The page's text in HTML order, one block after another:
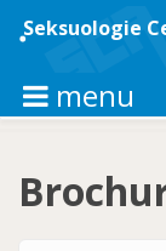
naar
gaan
Seksuologie
menu